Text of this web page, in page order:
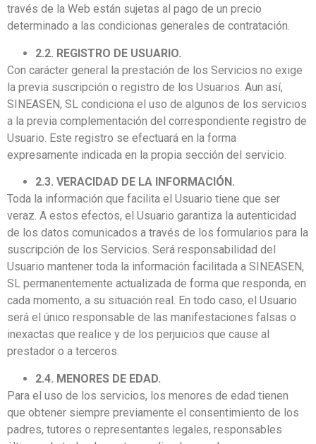
través de la Web están sujetas al pago de un precio
determinado a las condicionas generales de contratación.
2.2. REGISTRO DE USUARIO.
Con carácter general la prestación de los Servicios no exige
la previa suscripción o registro de los Usuarios. Aun así,
SINEASEN, SL condiciona el uso de algunos de los servicios
a la previa complementación del correspondiente registro de
Usuario. Este registro se efectuará en la forma
expresamente indicada en la propia sección del servicio.
2.3. VERACIDAD DE LA INFORMACIÓN.
Toda la información que facilita el Usuario tiene que ser
veraz. A estos efectos, el Usuario garantiza la autenticidad
de los datos comunicados a través de los formularios para la
suscripción de los Servicios. Será responsabilidad del
Usuario mantener toda la información facilitada a SINEASEN,
SL permanentemente actualizada de forma que responda, en
cada momento, a su situación real. En todo caso, el Usuario
será el único responsable de las manifestaciones falsas o
inexactas que realice y de los perjuicios que cause al
prestador o a terceros.
2.4. MENORES DE EDAD.
Para el uso de los servicios, los menores de edad tienen
que obtener siempre previamente el consentimiento de los
padres, tutores o representantes legales, responsables